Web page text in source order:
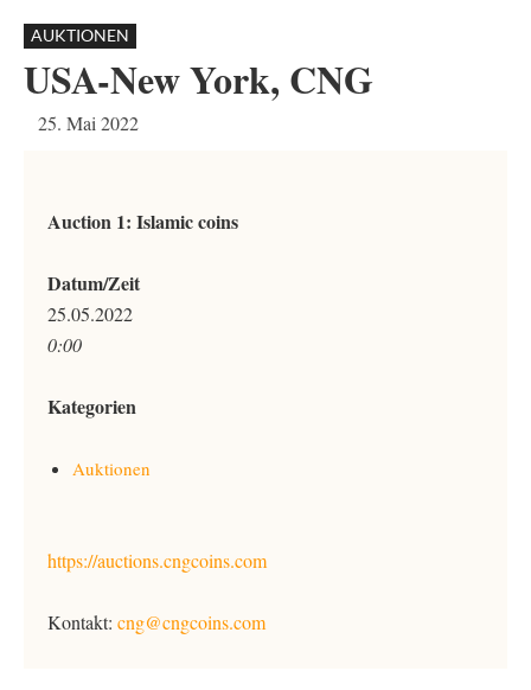
AUKTIONEN
USA-New York, CNG
25. Mai 2022
Auction 1: Islamic coins
Datum/Zeit
25.05.2022
0:00
Kategorien
Auktionen
https://auctions.cngcoins.com
Kontakt: cng@cngcoins.com